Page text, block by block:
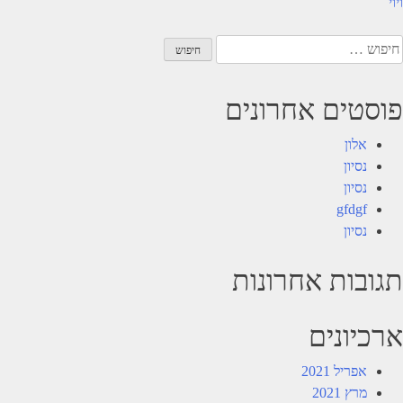
ניווט
חיפוש:
פוסטים אחרונים
אלון
נסיון
נסיון
gfdgf
נסיון
תגובות אחרונות
ארכיונים
אפריל 2021
מרץ 2021